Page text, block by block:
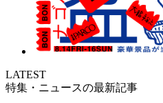
LATEST
特集・ニュースの最新記事